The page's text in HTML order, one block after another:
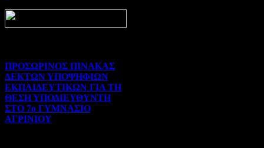
ΠΡΟΣΩΡΙΝΟΣ ΠΙΝΑΚΑΣ
ΔΕΚΤΩΝ ΥΠΟΨΗΦΙΩΝ
ΕΚΠΑΙΔΕΥΤΙΚΩΝ ΓΙΑ ΤΗ
ΘΕΣΗ ΥΠΟΔΙΕΥΘΥΝΤΗ
ΣΤΟ 7ο ΓΥΜΝΑΣΙΟ
ΑΓΡΙΝΙΟΥ